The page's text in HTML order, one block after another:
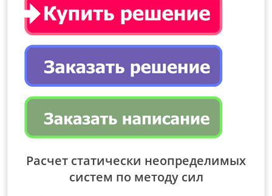
Расчет статически неопределимых
систем по методу сил